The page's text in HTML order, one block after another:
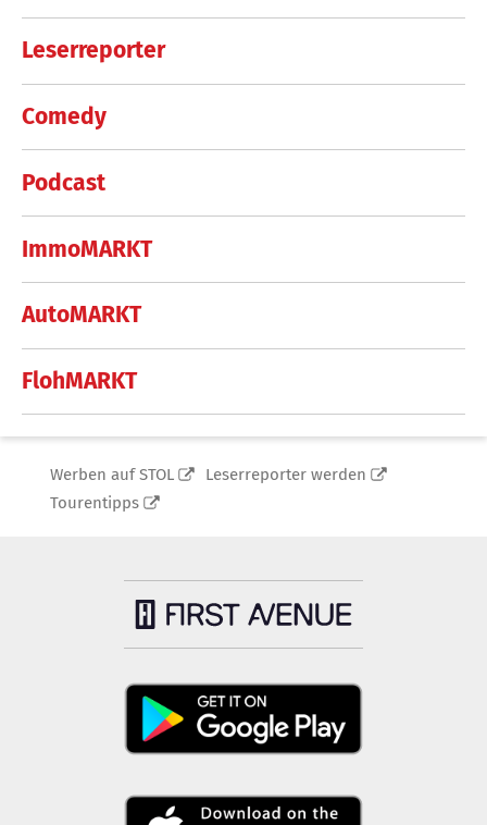
Leserreporter
Comedy
Podcast
ImmoMARKT
AutoMARKT
FlohMARKT
Werben auf STOL
Leserreporter werden
Tourentipps